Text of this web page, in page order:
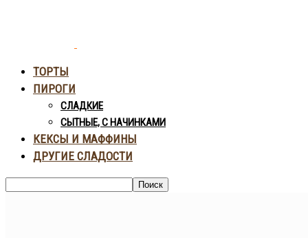
ТОРТЫ
ПИРОГИ
СЛАДКИЕ
СЫТНЫЕ, С НАЧИНКАМИ
КЕКСЫ И МАФФИНЫ
ДРУГИЕ СЛАДОСТИ